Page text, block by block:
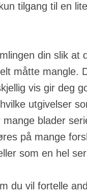
tilgang til en
din slik at
måtte mangle.
vis gir deg
utgivelser
blader
på mange
som en hel
du vil fortelle